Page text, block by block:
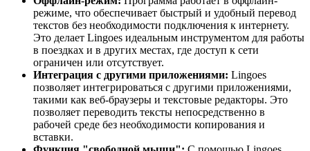
режиме, что обеспечивает быстрый и удобный перевод
текстов без необходимости подключения к интернету.
Это делает Lingoes идеальным инструментом для работы
в поездках и в других местах, где доступ к сети
ограничен или отсутствует.
Интеграция с другими приложениями: Lingoes
позволяет интегрироваться с другими приложениями,
такими как веб-браузеры и текстовые редакторы. Это
позволяет переводить тексты непосредственно в
рабочей среде без необходимости копирования и
вставки.